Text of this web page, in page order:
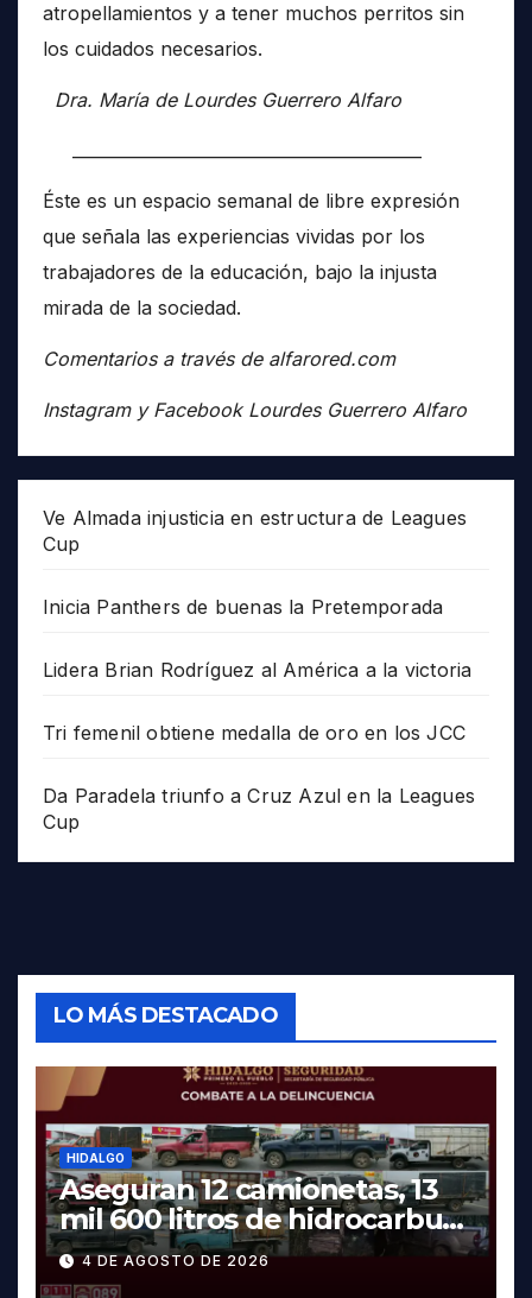
atropellamientos y a tener muchos perritos sin
los cuidados necesarios.
Dra. María de Lourdes Guerrero Alfaro
Éste es un espacio semanal de libre expresión
que señala las experiencias vividas por los
trabajadores de la educación, bajo la injusta
mirada de la sociedad.
Comentarios a través de alfarored.com
Instagram y Facebook Lourdes Guerrero Alfaro
Ve Almada injusticia en estructura de Leagues
Cup
Inicia Panthers de buenas la Pretemporada
Lidera Brian Rodríguez al América a la victoria
Tri femenil obtiene medalla de oro en los JCC
Da Paradela triunfo a Cruz Azul en la Leagues
Cup
LO MÁS DESTACADO
HIDALGO
Aseguran 12 camionetas, 13
mil 600 litros de hidrocarburo
y dos vehículos robados en
Tula
4 DE AGOSTO DE 2026